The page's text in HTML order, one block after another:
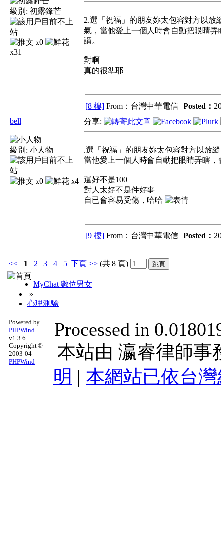
級別: 初露鋒芒
x0
x31
2.選「祝福」的朋友妳太包容對方以放
氣，當他愛上一個人時會自動把眼睛
謂。
對啊
真的很準耶
[8 樓] From：台灣中華電信 | Posted：
bell
級別: 小人物
x0 x4
分享:
.選「祝福」的朋友妳太包容對方以放
當他愛上一個人時會自動把眼睛弄瞎
還好不是100
對人太好不是件好事
自已會容易受傷，哈哈
[9 樓] From：台灣中華電信 | Posted：
<< 1 2 3 4 5 下頁 >> (共 8 頁)
MyChat 數位男女
»
心理測驗
Powered by
PHPWind
v1.3.6
Copyright ©
2003-04
PHPWind
Processed in
本站由 瀛睿律師事
明 | 本網站已依台